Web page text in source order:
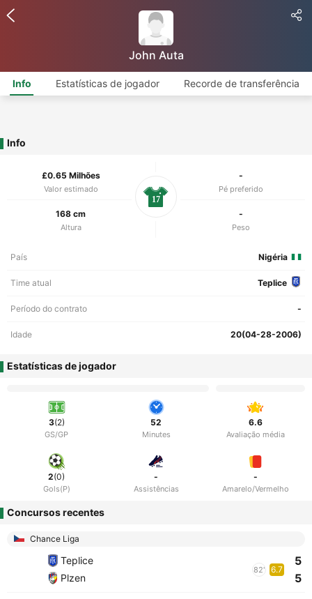
John Auta
Info Estatísticas de jogador Recorde de transferência
Info
£0.65 Milhões
Valor estimado
-
Pé preferido
168 cm
Altura
-
Peso
17
País Nigéria
Time atual Teplice
Período do contrato -
Idade 20(04-28-2006)
Estatísticas de jogador
3(2)
GS/GP
52
Minutes
6.6
Avaliação média
2(0)
Gols(P)
-
Assistências
-
Amarelo/Vermelho
Concursos recentes
Chance Liga
Teplice
Plzen
82' 6.7
5
5